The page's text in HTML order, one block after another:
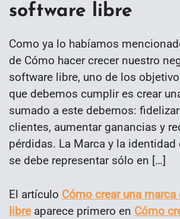
software libre
Como ya lo habíamos
de Cómo hacer crecer nuestro
software libre, uno de los
que debemos cumplir es crear
sumado a este debemos:
clientes, aumentar ganancias y
pérdidas. La Marca y la identidad
se debe representar sólo en […]
El artículo Cómo crear una
libreaparece primero en Cómo